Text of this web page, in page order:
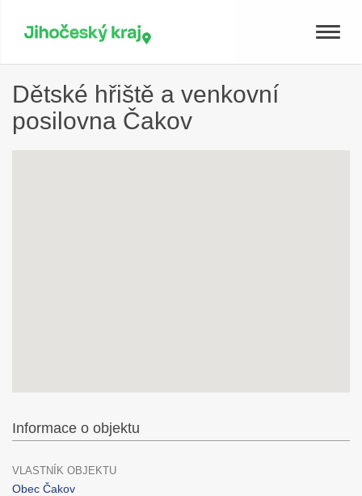
Toggle
Dětské hřiště a venkovní
posilovna Čakov
Informace o objektu
VLASTNÍK OBJEKTU
Obec Čakov